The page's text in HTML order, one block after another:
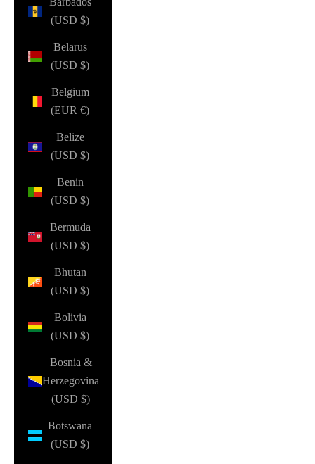
(USD $)
Belarus
(USD $)
Belgium
(EUR €)
Belize
(USD $)
Benin
(USD $)
Bermuda
(USD $)
Bhutan
(USD $)
Bolivia
(USD $)
Bosnia &
Herzegovina
(USD $)
Botswana
(USD $)